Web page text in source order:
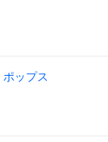
隊其之八(ミュ
ポップス